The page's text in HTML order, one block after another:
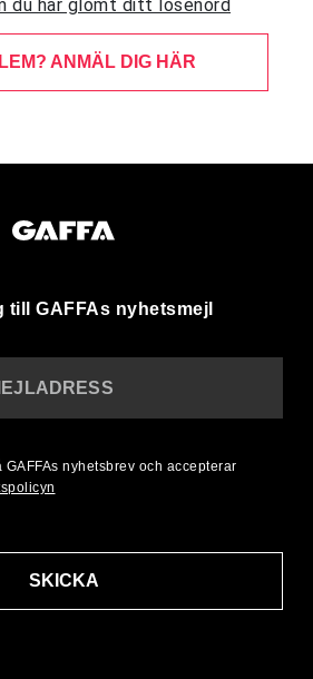
du har glömt ditt lösenord
ANMÄL DIG HÄR
till GAFFAs nyhetsmejl
SKICKA
nyhetsbrev och accepterar